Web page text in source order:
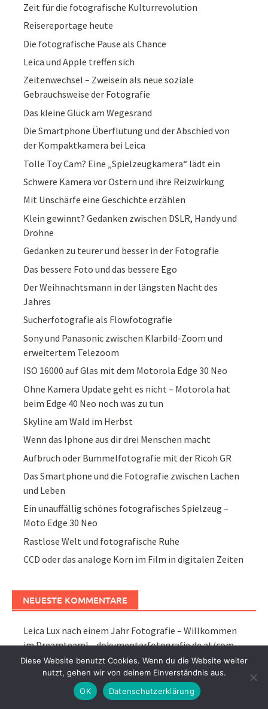
Zeit für die fotografische Kulturrevolution
Reisereportage heute
Die fotografische Pause als Chance
Leica und Apple treffen sich
Zeitenwechsel – Zweisein als neue soziale
Gebrauchsweise der Fotografie
Das kleine Glück am Wegesrand
Die Smartphone Überflutung und der Abschied von
der Kompaktkamera bei Leica
Tolle Toy Cam? Eine „Spielzeugkamera“ lädt ein
Schwere Kamera vor Ostern und ihre Reizwirkung
Mit Unschärfe eine Geschichte erzählen
Klein gewinnt? Gedanken zwischen DSLR, Handy und
Drohne
Gedanken zu teurer und besser in der Fotografie
Das bessere Foto und das bessere Ego
Der Weihnachtsmann in der längsten Nacht des
Jahres
Sucherfotografie als Flowfotografie
Sony und Panasonic zwischen Klarbild-Zoom und
erweitertem Telezoom
ISO 16000 auf Glas mit dem Motorola Edge 30 Neo
Ohne Kamera Update geht es nicht – Motorola hat
beim Edge 40 Neo noch was zu tun
Skyline am Wald im Herbst
Wenn das Iphone aus dir drei Menschen macht
Aufbruch oder Bummelfotografie mit der Ricoh GR
Das Smartphone und die Fotografie zwischen Lachen
und Leben
Ein unauffällig schönes fotografisches Spielzeug –
Moto Edge 30 Neo
Rastlose Welt und fotografische Ruhe
CCD oder das analoge Korn im Film in digitalen Zeiten
NEUESTE KOMMENTARE
Leica Lux nach einem Jahr Fotografie – Willkommen
im Dreamteam! – dokumentarfotografie.de at/com
zuThema Tele – Xiaomi 15t Pro und Lumix GX80 14-
Die Wand als Entschleuniger – dayart.dezu Das
Diese Website benutzt Cookies. Wenn du die Website weiter
nutzt, gehen wir von deinem Einverständnis aus.
OK
Datenschutzerklärung